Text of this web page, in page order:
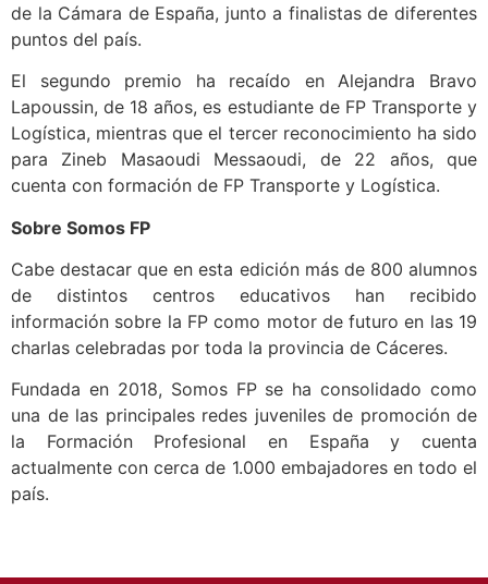
de la Cámara de España, junto a finalistas de diferentes
puntos del país.
El segundo premio ha recaído en Alejandra Bravo
Lapoussin, de 18 años, es estudiante de FP Transporte y
Logística, mientras que el tercer reconocimiento ha sido
para Zineb Masaoudi Messaoudi, de 22 años, que
cuenta con formación de FP Transporte y Logística.
Sobre Somos FP
Cabe destacar que en esta edición más de 800 alumnos
de distintos centros educativos han recibido
información sobre la FP como motor de futuro en las 19
charlas celebradas por toda la provincia de Cáceres.
Fundada en 2018, Somos FP se ha consolidado como
una de las principales redes juveniles de promoción de
la Formación Profesional en España y cuenta
actualmente con cerca de 1.000 embajadores en todo el
país.